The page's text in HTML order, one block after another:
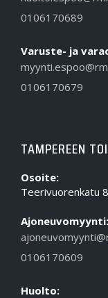
0106170689
Varuste- ja
0106170679
TAMPEREEN
Osoite:
Teerivuorenkatu
Ajoneuvomyynti:
0106170609
Huolto: